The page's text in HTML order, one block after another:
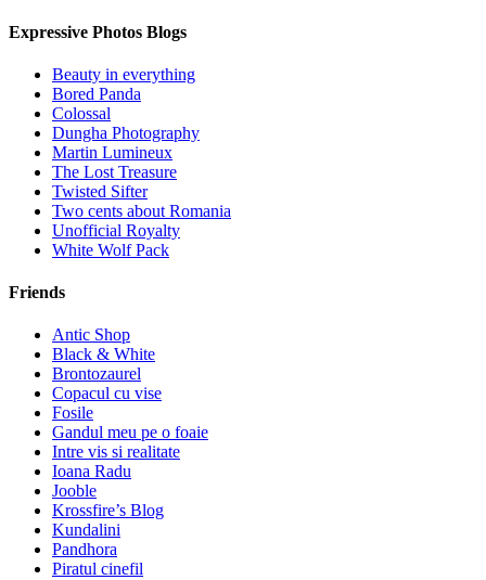
Expressive Photos Blogs
Beauty in everything
Bored Panda
Colossal
Dungha Photography
Martin Lumineux
The Lost Treasure
Twisted Sifter
Two cents about Romania
Unofficial Royalty
White Wolf Pack
Friends
Antic Shop
Black & White
Brontozaurel
Copacul cu vise
Fosile
Gandul meu pe o foaie
Intre vis si realitate
Ioana Radu
Jooble
Krossfire’s Blog
Kundalini
Pandhora
Piratul cinefil